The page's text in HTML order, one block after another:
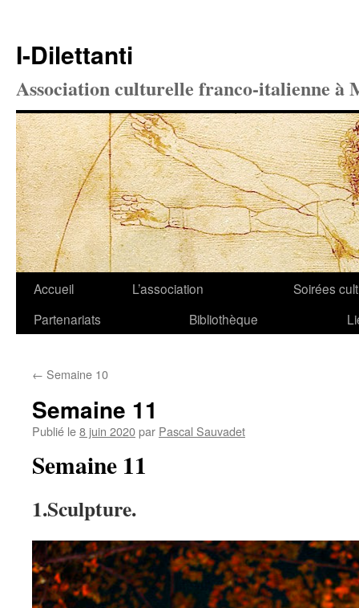
I-Dilettanti
Association culturelle franco-italienne à
Aller
Accueil L’association
Soirées
Partenariats
Bibliothèque
← Semaine 10
Semaine 11
Publié le8 juin 2020par Pascal Sauvadet
Semaine 11
1.Sculpture.